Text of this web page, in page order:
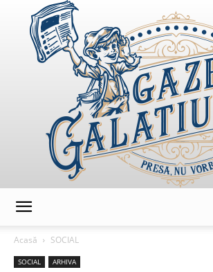
Acasă
SOCIAL
SOCIAL ARHIVA